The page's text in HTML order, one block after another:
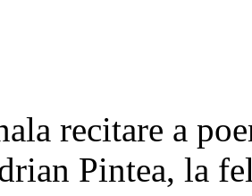
recitare a
Pintea, la